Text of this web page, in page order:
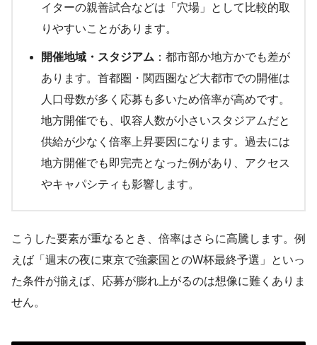
イターの親善試合などは「穴場」として比較的取
りやすいことがあります。
開催地域・スタジアム ：都市部か地方かでも差が
あります。首都圏・関西圏など大都市での開催は
人口母数が多く応募も多いため倍率が高めです​。
地方開催でも、収容人数が小さいスタジアムだと
供給が少なく倍率上昇要因になります。過去には
地方開催でも即完売となった例があり、アクセス
やキャパシティも影響します。
こうした要素が重なるとき、倍率はさらに高騰します。例
えば「週末の夜に東京で強豪国とのW杯最終予選」といっ
た条件が揃えば、応募が膨れ上がるのは想像に難くありま
せん。